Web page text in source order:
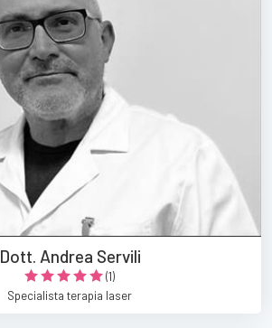
Dott. Andrea Servili
(1)
Specialista terapia laser